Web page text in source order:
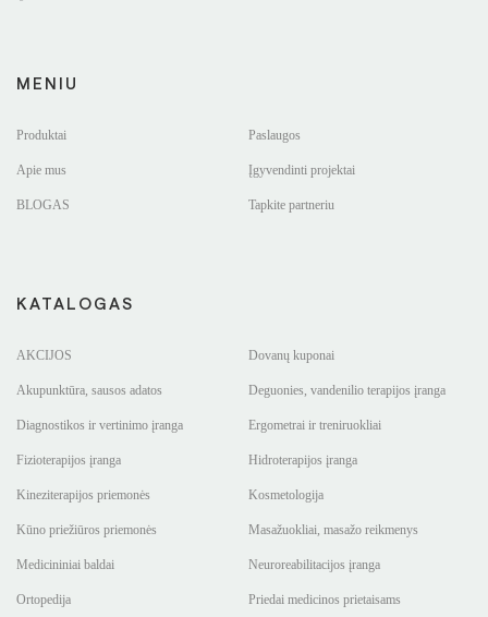
MENIU
Produktai Paslaugos
Apie mus Įgyvendinti projektai
BLOGAS Tapkite partneriu
KATALOGAS
AKCIJOS Dovanų kuponai
Akupunktūra, sausos adatos Deguonies, vandenilio terapijos įranga
Diagnostikos ir vertinimo įranga Ergometrai ir treniruokliai
Fizioterapijos įranga Hidroterapijos įranga
Kineziterapijos priemonės Kosmetologija
Kūno priežiūros priemonės Masažuokliai, masažo reikmenys
Medicininiai baldai Neuroreabilitacijos įranga
Ortopedija Priedai medicinos prietaisams